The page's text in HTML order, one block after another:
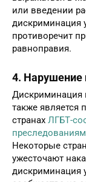
расы или
выражаться в
или введении
дискриминация
равноправия.
4. Нарушение
Дискриминация
также
странахЛГБТ-
Некоторые